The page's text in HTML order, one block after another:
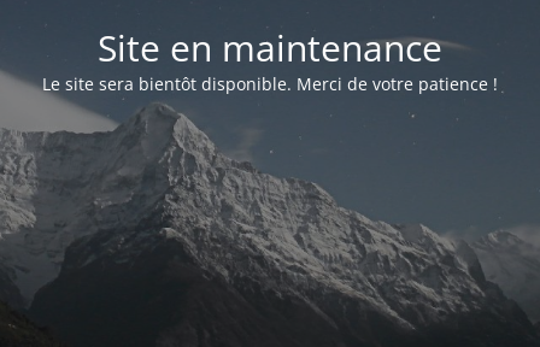
Site en maintenance
Le site sera bientôt disponible. Merci de votre patience !